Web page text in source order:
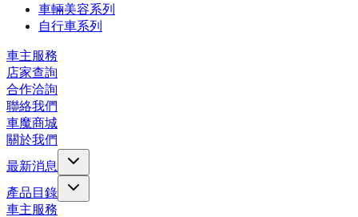
車輛美容系列
自行車系列
車主服務
店家查詢
合作洽詢
聯絡我們
車魔商城
關於我們
最新消息
產品目錄
車主服務